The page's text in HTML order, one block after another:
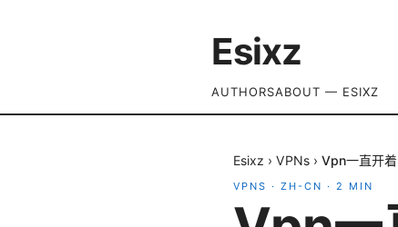
Esixz
AUTHORSABOUT — ESIXZ
Esixz › VPNs › Vpn一直开
VPNS · ZH-CN · 2 MIN